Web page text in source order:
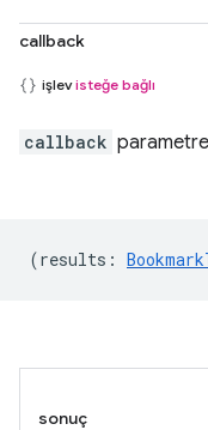
callback
işlevisteğe bağlı
callback
(results :
sonuç